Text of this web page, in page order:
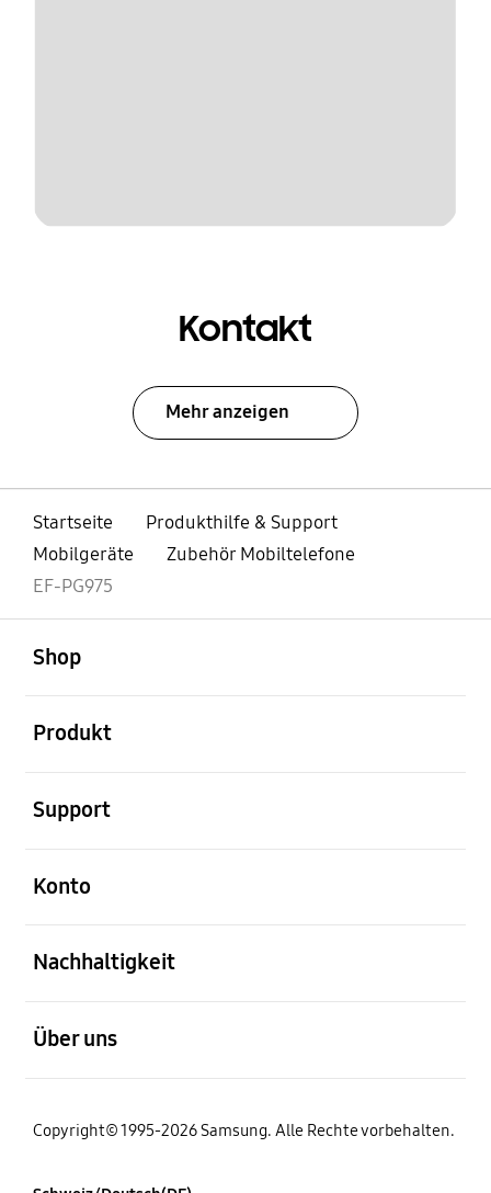
Kontakt
Mehr anzeigen
Startseite
Produkthilfe & Support
Mobilgeräte
Zubehör Mobiltelefone
EF-PG975
Shop
Produkt
Support
Konto
Nachhaltigkeit
Über uns
Copyright© 1995-2026 Samsung. Alle Rechte vorbehalten.